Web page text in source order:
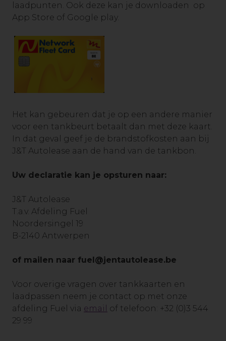
laadpunten. Ook deze kan je downloaden op
App Store of Google play.
Het kan gebeuren dat je op een andere manier
voor een tankbeurt betaalt dan met deze kaart.
In dat geval geef je de brandstofkosten aan bij
J&T Autolease aan de hand van de tankbon.
Uw declaratie kan je opsturen naar:
J&T Autolease
T.a.v. Afdeling Fuel
Noordersingel 19
B-2140 Antwerpen
of mailen naar fuel@jentautolease.be
Voor overige vragen over tankkaarten en
laadpassen neem je contact op met onze
afdeling Fuel via email of telefoon: +32 (0)3 544
29 99